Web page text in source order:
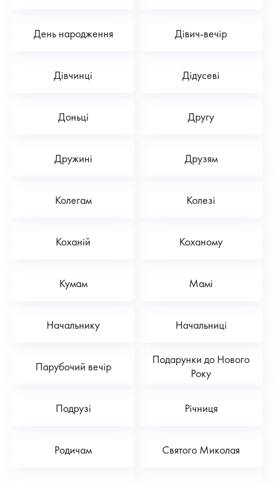
День народження Дівич-вечір
Дівчинці Дідусеві
Доньці Другу
Дружині Друзям
Колегам Колезі
Коханій Коханому
Кумам Мамі
Начальнику Начальниці
Парубочий вечір
Подарунки до Нового
Року
Подрузі Річниця
Родичам Святого Миколая